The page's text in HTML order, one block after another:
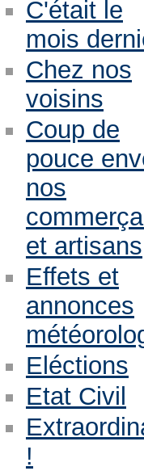
C'était le
mois
Chez nos
voisins
Coup de
pouce
nos
et artisans
Effets et
annonces
Eléctions
Etat Civil
!